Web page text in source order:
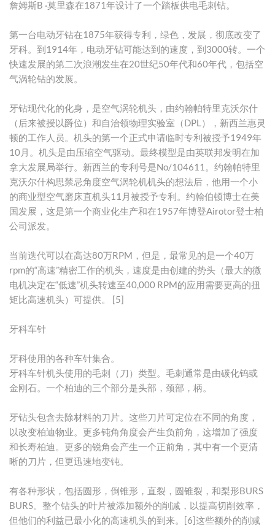
詹姆斯B ·莫里森在1871年设计了一个踏板供电毛刺钻。
第一台电动牙钻在1875年获得专利，绿色，发展，彻底改变了
牙科。到1914年，电动牙钻可能达到的速度，到3000转。一个
快速发展的第二次浪潮发生在20世纪50年代和60年代，包括空
气涡轮钻的发展。
牙钻现代化的化身，是空气涡轮机头，由约翰帕特里克沃尔什
（后来被授以爵位）和自治领物理实验室（DPL），新西兰惠灵
顿的工作人员。机头的第一个正式申请临时专利被授予1949年
10月。机头是由压缩空气驱动。最终模型是由英联邦发明在加
拿大发展局举行。新西兰的专利号是No/104611。约翰帕特里
克沃尔什构思禁忌角度空气涡轮机机头的想法后，他用一个小
的商业型空气磨床直机头11月被授予专利。约翰伯顿博士在美
国发展，这是第一个商业化生产和在1957年博登Airotor登士柏
公司派发。
当前迭代可以在高达80万RPM，但是，最常见的是一个40万
rpm的“高速”精密工作的机头，速度是由创建的势头（最大的微
电机决定在“低速”机头转速至40,000 RPM的应用需要更高的扭
矩比高速机头）可提供。 [5]
牙科车针
牙科使用的各种车针集合。
牙科车针机头使用的毛刺（刀）类型。毛刺通常是由碳化钨或
金刚石。一个柏迪的三个部分是头部，颈部，柄。
牙钻头包含去除材料的刀片。这些刀片可定位在不同的角度，
以改变柏迪物业。更多钝角角度会产生负前角，这增加了强度
和长寿柏迪。更多的锐角会产生一个正前角，其中有一个更清
晰的刀片，但更迅速地变钝。
有各种形状，包括圆形，倒锥形，直裂，圆锥裂，和梨形BURS
BURS。整个钻头的叶片被添加额外的削减，以提高切削效率，
但他们的利益已最小化的高速机头的到来。[6]这些额外的削减